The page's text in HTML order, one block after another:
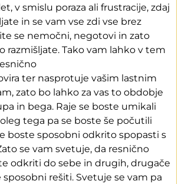
v smislu poraza ali frustracije, zdaj
in se vam vse zdi vse brez
se nemočni, negotovi in zato
razmišljate. Tako vam lahko v tem
ter nasprotuje vašim lastnim
zato bo lahko za vas to obdobje
in bega. Raje se boste umikali
tega pa se boste še počutili
boste sposobni odkrito spopasti s
se vam svetuje, da resnično
odkriti do sebe in drugih, drugače
rešiti. Svetuje se vam pa